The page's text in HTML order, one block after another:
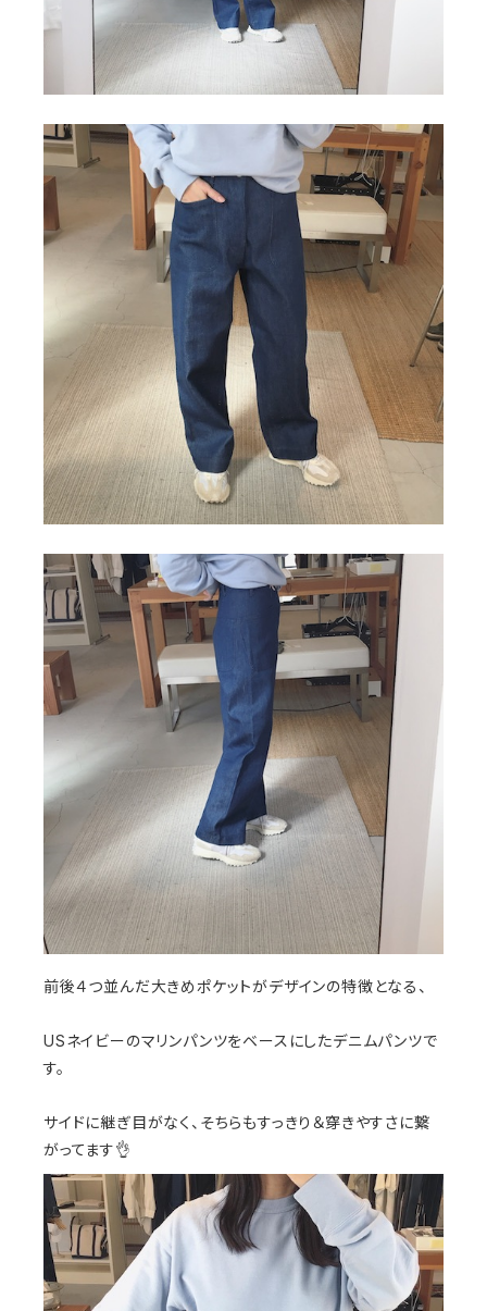
前後４つ並んだ大きめポケットがデザインの特徴となる、
USネイビーのマリンパンツをベースにしたデニムパンツで
す。
サイドに継ぎ目がなく、そちらもすっきり＆穿きやすさに繋
がってます👌